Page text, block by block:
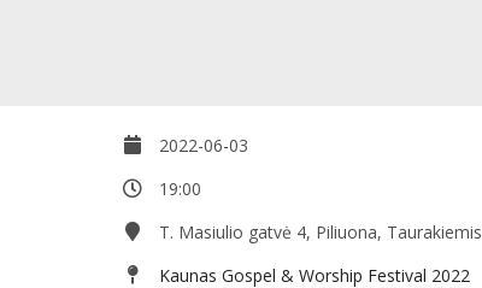
2022-06-03
19:00
T. Masiulio gatvė 4, Piliuona, Taurakiemis
Kaunas Gospel & Worship Festival 2022